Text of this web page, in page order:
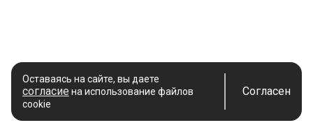
Оставаясь на сайте, вы даете
согласие на использование файлов
cookie
Согласен